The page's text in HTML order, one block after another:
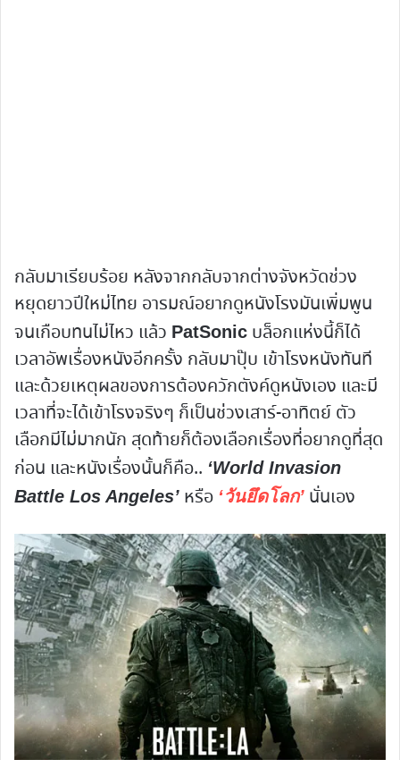
กลับมาเรียบร้อย หลังจากกลับจากต่างจังหวัดช่วง
หยุดยาวปีใหม่ไทย อารมณ์อยากดูหนังโรงมันเพิ่มพูน
จนเกือบทนไม่ไหว แล้ว PatSonic บล็อกแห่งนี้ก็ได้
เวลาอัพเรื่องหนังอีกครั้ง กลับมาปุ๊บ เข้าโรงหนังทันที
และด้วยเหตุผลของการต้องควักตังค์ดูหนังเอง และมี
เวลาที่จะได้เข้าโรงจริงๆ ก็เป็นช่วงเสาร์-อาทิตย์ ตัว
เลือกมีไม่มากนัก สุดท้ายก็ต้องเลือกเรื่องที่อยากดูที่สุด
ก่อน และหนังเรื่องนั้นก็คือ.. ‘World Invasion
Battle Los Angeles’ หรือ ‘วันยึดโลก’ นั่นเอง